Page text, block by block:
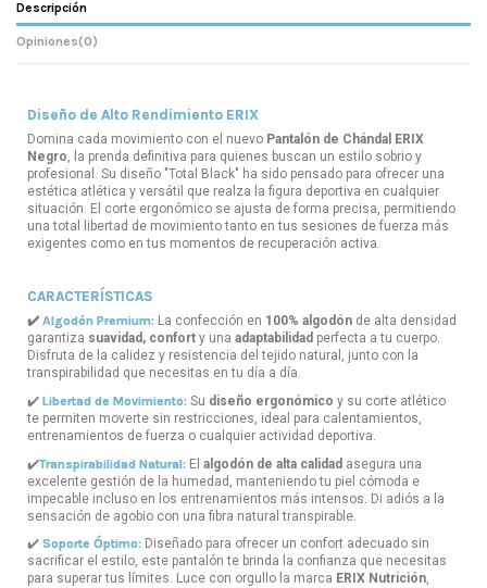
Descripción
Opiniones(0)
Diseño de Alto Rendimiento ERIX
Domina cada movimiento con el nuevo Pantalón de Chándal ERIX
Negro , la prenda definitiva para quienes buscan un estilo sobrio y
profesional. Su diseño "Total Black" ha sido pensado para ofrecer una
estética atlética y versátil que realza la figura deportiva en cualquier
situación. El corte ergonómico se ajusta de forma precisa, permitiendo
una total libertad de movimiento tanto en tus sesiones de fuerza más
exigentes como en tus momentos de recuperación activa.
CARACTERÍSTICAS
✔️ Algodón Premium: La confección en 100% algodón de alta densidad
garantiza suavidad, confort y una adaptabilidad perfecta a tu cuerpo.
Disfruta de la calidez y resistencia del tejido natural, junto con la
transpirabilidad que necesitas en tu día a día.
✔️ Libertad de Movimiento: Su diseño ergonómico y su corte atlético
te permiten moverte sin restricciones, ideal para calentamientos,
entrenamientos de fuerza o cualquier actividad deportiva.
✔️Transpirabilidad Natural: El algodón de alta calidad asegura una
excelente gestión de la humedad, manteniendo tu piel cómoda e
impecable incluso en los entrenamientos más intensos. Di adiós a la
sensación de agobio con una fibra natural transpirable.
✔️ Soporte Óptimo: Diseñado para ofrecer un confort adecuado sin
sacrificar el estilo, este pantalón te brinda la confianza que necesitas
para superar tus límites. Luce con orgullo la marca ERIX Nutrición,